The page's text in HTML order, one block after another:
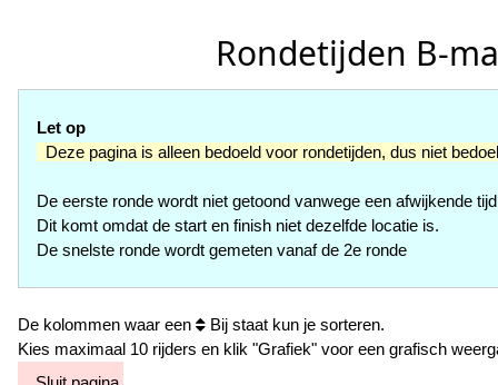
Rondetijden B-
Let op
Deze pagina is alleen bedoeld voor rondetijden, dus niet
De eerste ronde wordt niet getoond vanwege een afwijkende
Dit komt omdat de start en finish niet dezelfde locatie is.
De snelste ronde wordt gemeten vanaf de 2e ronde
De kolommen waar een
Bij staat kun je sorteren.
Kies maximaal 10 rijders en klik "Grafiek" voor een grafisch